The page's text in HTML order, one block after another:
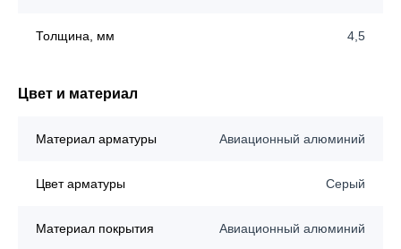
Толщина, мм 4,5
Цвет и материал
Материал арматуры Авиационный алюминий
Цвет арматуры Серый
Материал покрытия Авиационный алюминий